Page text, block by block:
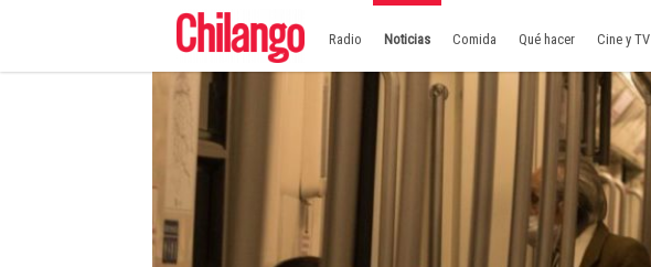
Radio Noticias Comida Qué hacer Cine y TV